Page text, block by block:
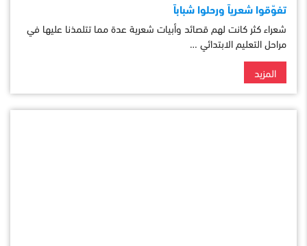
تفوّقوا شعرياً ورحلوا شباباً
شعراء كثر كانت لهم قصائد وأبيات شعرية عدة مما تتلمذنا عليها في
مراحل التعليم الابتدائي …
المزيد